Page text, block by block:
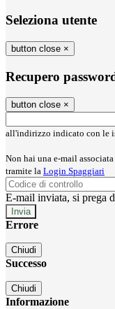
Seleziona utente
button close ×
Recupero
button close ×
all'indirizzo indicato con le
Non hai una e-mail
tramite la Login Spaggiari
E-mail inviata, si prega
Errore
Chiudi
Successo
Chiudi
Informazione